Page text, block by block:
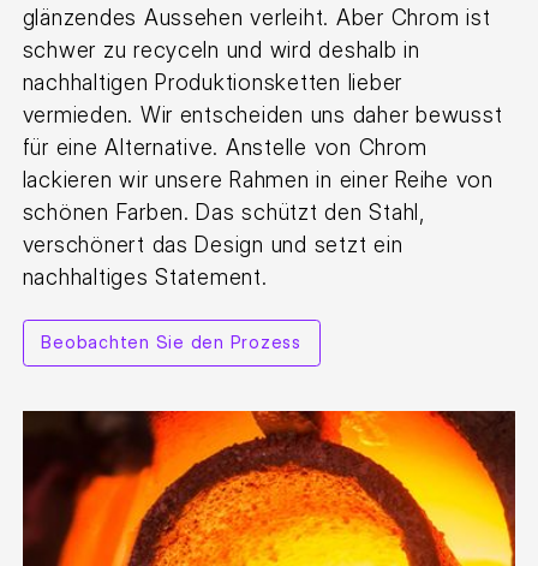
glänzendes Aussehen verleiht. Aber Chrom ist
schwer zu recyceln und wird deshalb in
nachhaltigen Produktionsketten lieber
vermieden. Wir entscheiden uns daher bewusst
für eine Alternative. Anstelle von Chrom
lackieren wir unsere Rahmen in einer Reihe von
schönen Farben. Das schützt den Stahl,
verschönert das Design und setzt ein
nachhaltiges Statement.
Beobachten Sie den Prozess